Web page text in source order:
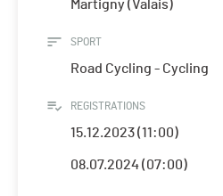
Martigny (Valais)
SPORT
Road Cycling - Cycling
REGISTRATIONS
15.12.2023 (11:00)
08.07.2024 (07:00)